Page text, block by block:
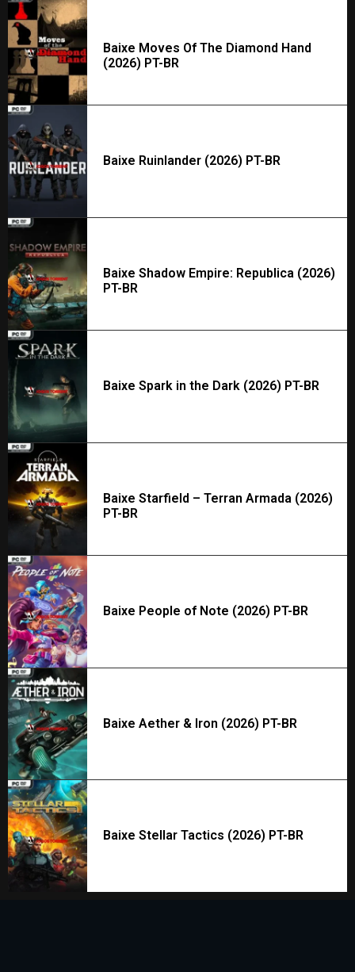
Baixe Moves Of The Diamond Hand
(2026) PT-BR
Baixe Ruinlander (2026) PT-BR
Baixe Shadow Empire: Republica (2026)
PT-BR
Baixe Spark in the Dark (2026) PT-BR
Baixe Starfield – Terran Armada (2026)
PT-BR
Baixe People of Note (2026) PT-BR
Baixe Aether & Iron (2026) PT-BR
Baixe Stellar Tactics (2026) PT-BR